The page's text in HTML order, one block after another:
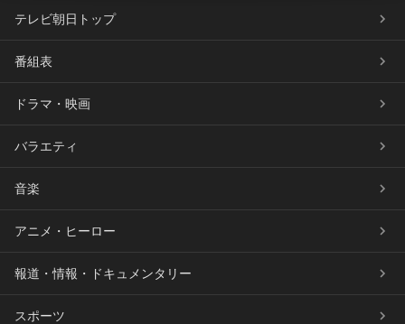
テレビ朝日トップ
番組表
ドラマ・映画
バラエティ
音楽
アニメ・ヒーロー
報道・情報・ドキュメンタリー
スポーツ